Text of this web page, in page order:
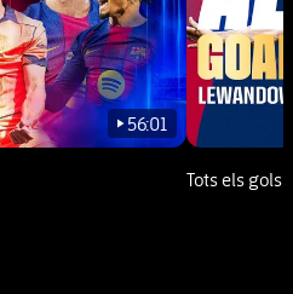
play-new
56:01
Tots els